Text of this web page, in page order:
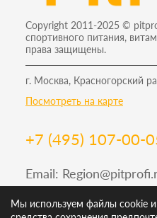
Copyright 2011-2025 ©
спортивного питания,
права защищены.
г. Москва, Красногорский
Посмотреть на карте
+7 (495) 107-00-
Email:
График работы Пн-Пт: 9-
Мы используем файлы cookie и